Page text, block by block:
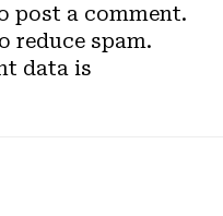
post a comment.
reduce spam.
data is